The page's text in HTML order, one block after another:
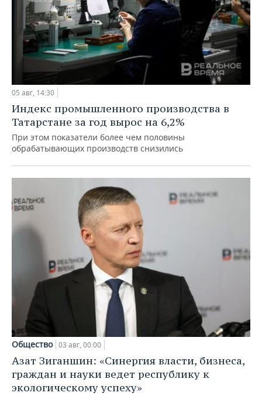
05 авг, 14:30
Индекс промышленного производства в
Татарстане за год вырос на 6,2%
При этом показатели более чем половины
обрабатывающих производств снизились
Общество 03 авг, 00:00
Азат Зиганшин: «Синергия власти, бизнеса,
граждан и науки ведет республику к
экологическому успеху»